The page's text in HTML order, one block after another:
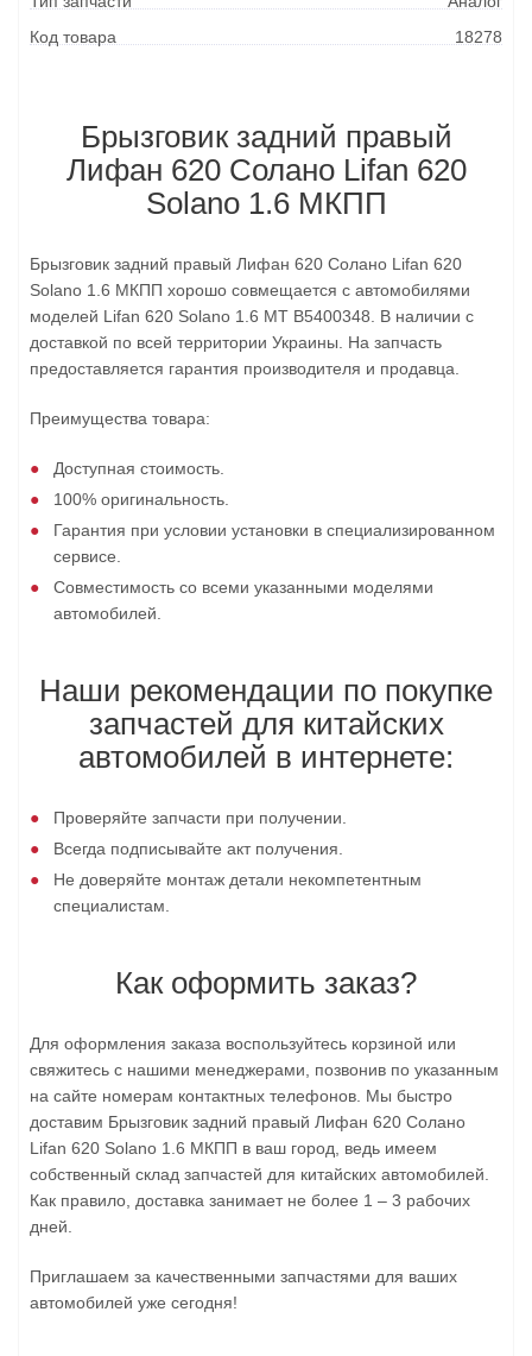
Код товара
18278
Брызговик задний правый
Лифан 620 Солано Lifan 620
Solano 1.6 МКПП
Брызговик задний правый Лифан 620 Солано Lifan 620
Solano 1.6 МКПП хорошо совмещается с автомобилями
моделей Lifan 620 Solano 1.6 MT B5400348. В наличии с
доставкой по всей территории Украины. На запчасть
предоставляется гарантия производителя и продавца.
Преимущества товара:
Доступная стоимость.
100% оригинальность.
Гарантия при условии установки в специализированном
сервисе.
Совместимость со всеми указанными моделями
автомобилей.
Наши рекомендации по покупке
запчастей для китайских
автомобилей в интернете:
Проверяйте запчасти при получении.
Всегда подписывайте акт получения.
Не доверяйте монтаж детали некомпетентным
специалистам.
Как оформить заказ?
Для оформления заказа воспользуйтесь корзиной или
свяжитесь с нашими менеджерами, позвонив по указанным
на сайте номерам контактных телефонов. Мы быстро
доставим Брызговик задний правый Лифан 620 Солано
Lifan 620 Solano 1.6 МКПП в ваш город, ведь имеем
собственный склад запчастей для китайских автомобилей.
Как правило, доставка занимает не более 1 – 3 рабочих
дней.
Приглашаем за качественными запчастями для ваших
автомобилей уже сегодня!